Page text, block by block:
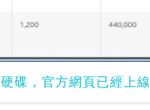
碟，官方網頁已經上線